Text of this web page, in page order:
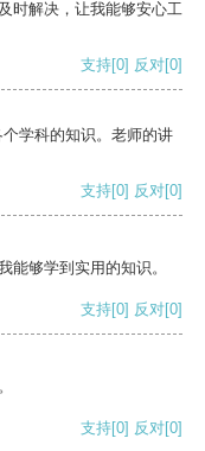
时解决，让我能够安心工
支持[0] 反对[0]
学科的知识。老师的讲
支持[0] 反对[0]
能够学到实用的知识。
支持[0] 反对[0]
支持[0] 反对[0]